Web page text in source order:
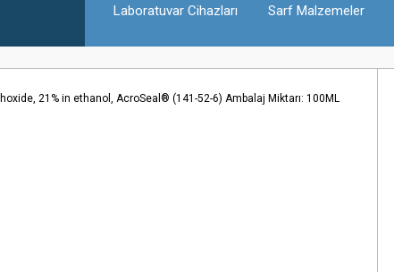
Laboratuvar Cihazları Sarf Malzemeler